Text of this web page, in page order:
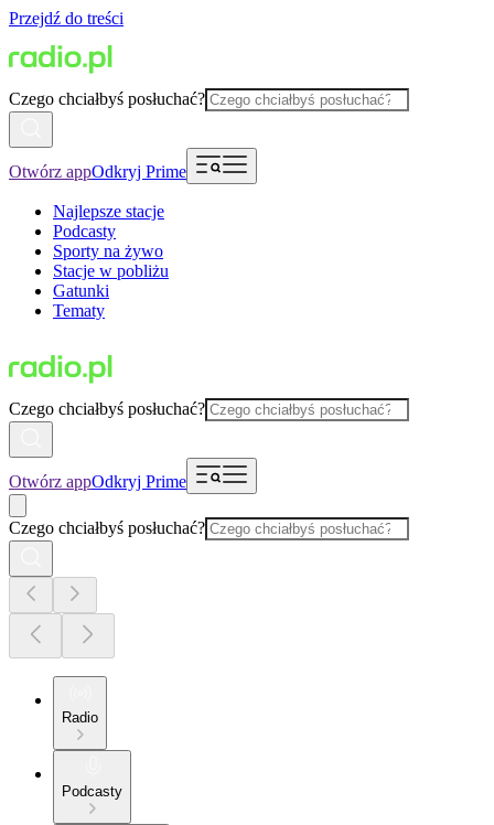
Przejdź do treści
Czego chciałbyś posłuchać?
Otwórz appOdkryj Prime
Najlepsze stacje
Podcasty
Sporty na żywo
Stacje w pobliżu
Gatunki
Tematy
Czego chciałbyś posłuchać?
Otwórz appOdkryj Prime
Czego chciałbyś posłuchać?
Radio
Podcasty